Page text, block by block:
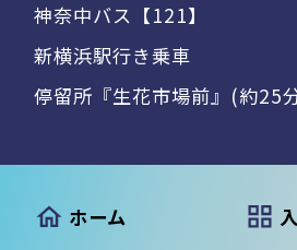
神奈中バス【121】
新横浜駅行き乗車
停留所『生花市場前』(約25
ホーム